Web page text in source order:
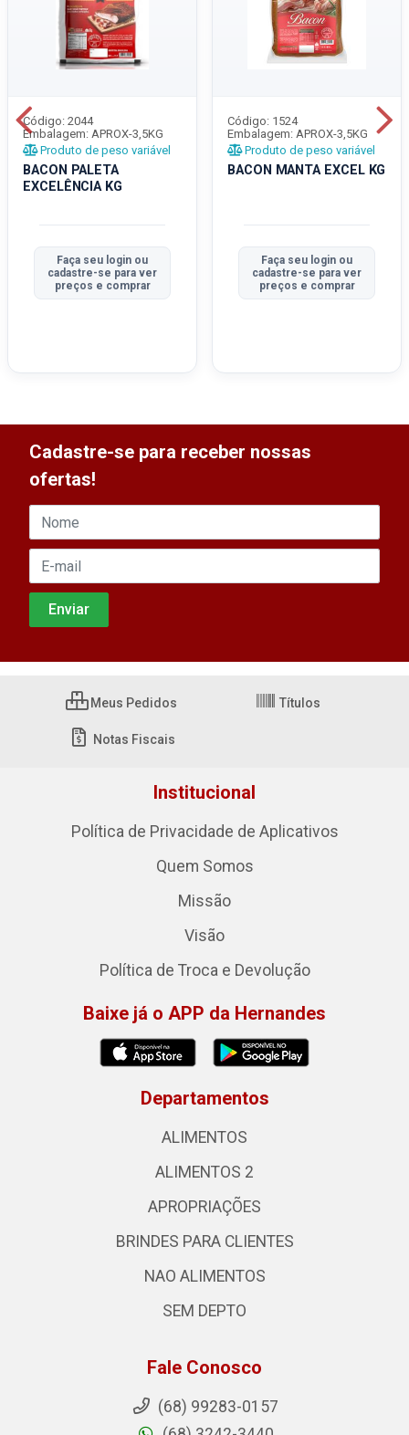
BACON PALETA
EXCELÊNCIA KG
Código: 2044
Embalagem: APROX-3,5KG
Produto de peso variável
Faça seu login ou
cadastre-se para ver
preços e comprar
BACON MANTA EXCEL KG
Código: 1524
Embalagem: APROX-3,5KG
Produto de peso variável
Faça seu login ou
cadastre-se para ver
preços e comprar
Cadastre-se para receber nossas
ofertas!
Meus Pedidos Títulos
Notas Fiscais
Institucional
Política de Privacidade de Aplicativos
Quem Somos
Missão
Visão
Política de Troca e Devolução
Baixe já o APP da Hernandes
Departamentos
ALIMENTOS
ALIMENTOS 2
APROPRIAÇÕES
BRINDES PARA CLIENTES
NAO ALIMENTOS
SEM DEPTO
Fale Conosco
(68) 99283-0157